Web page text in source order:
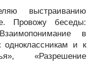
выстраиванию
Провожу беседы:
в
одноклассникам и к
«Разрешение